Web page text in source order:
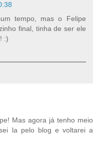
tempo, mas o Felipe
final, tinha de ser ele
:)
Mas agora já tenho meio
la pelo blog e voltarei a